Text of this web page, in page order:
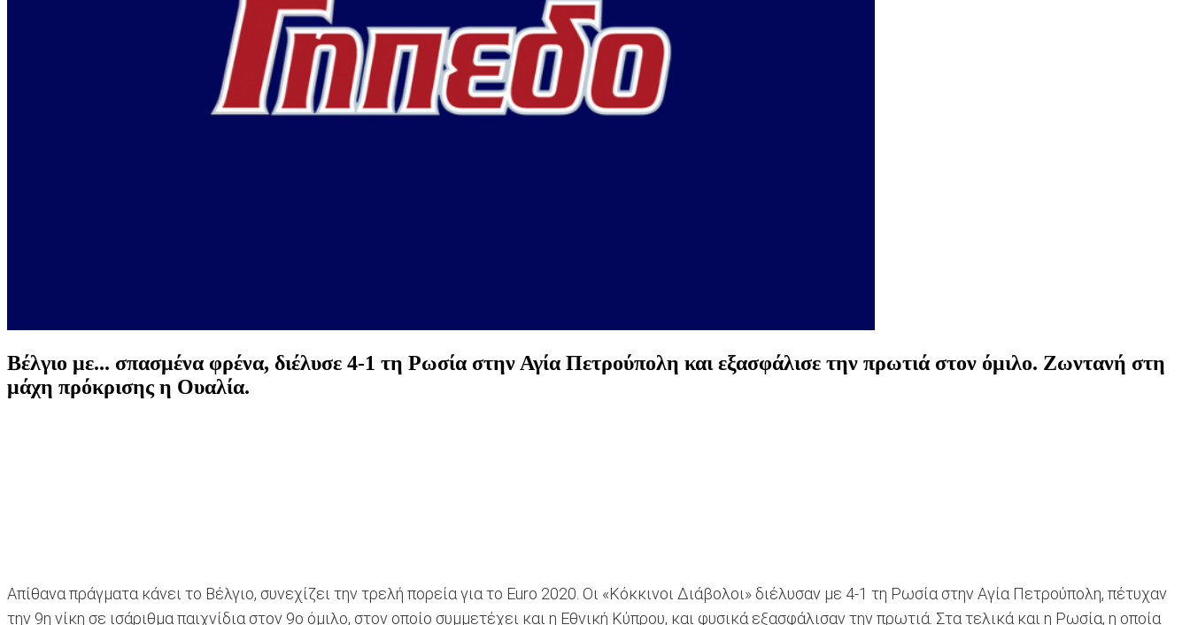
Βέλγιο με... σπασμένα φρένα, διέλυσε 4-1 τη Ρωσία στην Αγία Πετρούπολη και εξασφάλισε την πρωτιά στον όμιλο. Ζωντανή στη
μάχη πρόκρισης η Ουαλία.
Απίθανα πράγματα κάνει το Βέλγιο, συνεχίζει την τρελή πορεία για το Euro 2020. Oι «Κόκκινοι Διάβολοι» διέλυσαν με 4-1 τη Ρωσία στην Αγία Πετρούπολη, πέτυχαν
την 9η νίκη σε ισάριθμα παιχνίδια στον 9ο όμιλο, στον οποίο συμμετέχει και η Εθνική Κύπρου, και φυσικά εξασφάλισαν την πρωτιά. Στα τελικά και η Ρωσία, η οποία